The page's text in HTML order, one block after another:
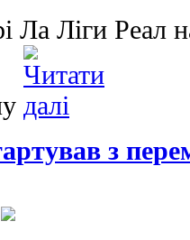
Ла Ліги Реал
з